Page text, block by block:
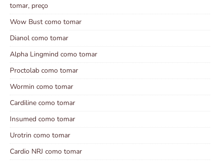
tomar, preço
Wow Bust como tomar
Dianol como tomar
Alpha Lingmind como tomar
Proctolab como tomar
Wormin como tomar
Cardiline como tomar
Insumed como tomar
Urotrin como tomar
Cardio NRJ como tomar